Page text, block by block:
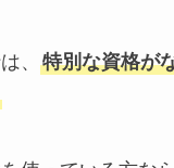
、
特別な資格が